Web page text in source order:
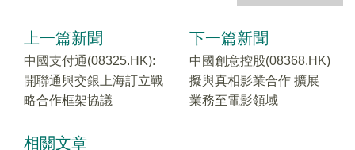
上一篇新聞
中國支付通(08325.HK):
開聯通與交銀上海訂立戰
略合作框架協議
下一篇新聞
中國創意控股(08368.HK)
擬與真相影業合作 擴展
業務至電影領域
相關文章